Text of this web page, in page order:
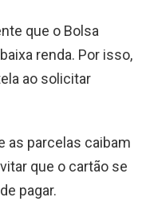
que o Bolsa
renda. Por isso,
ao solicitar
as parcelas caibam
que o cartão se
pagar.